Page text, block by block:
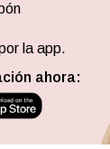
la app.
ahora: